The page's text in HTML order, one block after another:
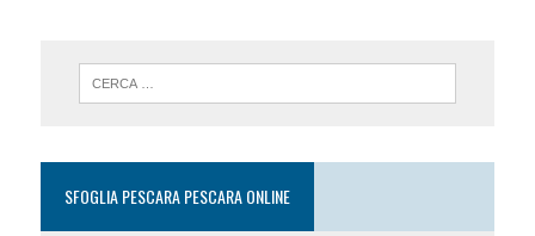
SFOGLIA PESCARA PESCARA ONLINE